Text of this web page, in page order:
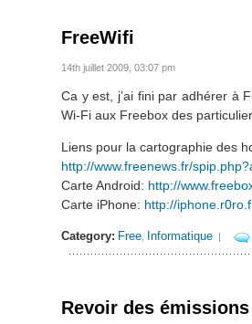
FreeWifi
14th juillet 2009, 03:07 pm
Ca y est, j’ai fini par adhérer à
Wi-Fi aux Freebox des
Liens pour la cartographie des
http://www.freenews.fr/
Carte Android: http://
Carte iPhone: http://
Category: Free, Informatique
Revoir des